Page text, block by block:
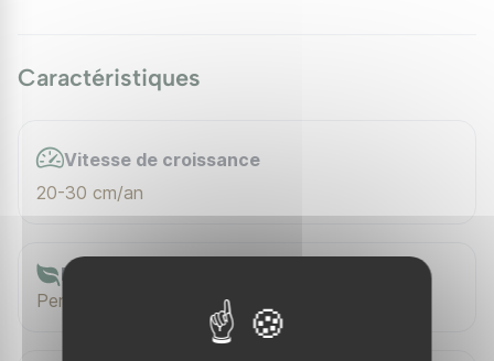
Caractéristiques
Vitesse de croissance
20-30 cm/an
Feuillage
Persistant